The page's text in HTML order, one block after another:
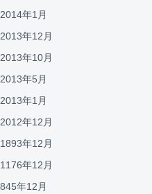
2014年1月
2013年12月
2013年10月
2013年5月
2013年1月
2012年12月
1893年12月
1176年12月
845年12月